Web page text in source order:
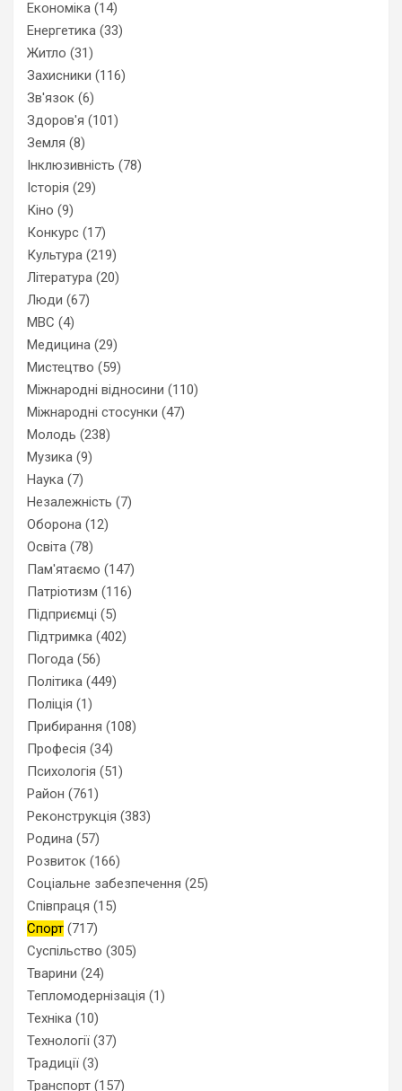
Економіка (14)
Енергетика (33)
Житло (31)
Захисники (116)
Зв'язок (6)
Здоров'я (101)
Земля (8)
Інклюзивність (78)
Історія (29)
Кіно (9)
Конкурс (17)
Культура (219)
Література (20)
Люди (67)
МВС (4)
Медицина (29)
Мистецтво (59)
Міжнародні відносини (110)
Міжнародні стосунки (47)
Молодь (238)
Музика (9)
Наука (7)
Незалежність (7)
Оборона (12)
Освіта (78)
Пам'ятаємо (147)
Патріотизм (116)
Підприємці (5)
Підтримка (402)
Погода (56)
Політика (449)
Поліція (1)
Прибирання (108)
Професія (34)
Психологія (51)
Район (761)
Реконструкція (383)
Родина (57)
Розвиток (166)
Соціальне забезпечення (25)
Співпраця (15)
Спорт (717)
Суспільство (305)
Тварини (24)
Тепломодернізація (1)
Техніка (10)
Технології (37)
Традиції (3)
Транспорт (157)